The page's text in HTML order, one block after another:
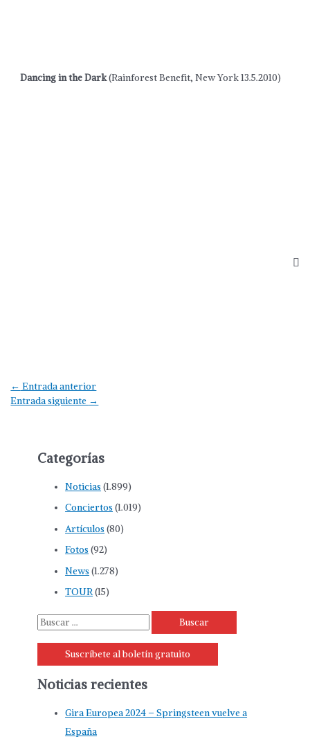
Dancing in the Dark(Rainforest Benefit, New York 13.5.2010)
Navegación
de
← Entrada anterior
Entrada siguiente →
Categorías
Noticias (1.899)
Conciertos (1.019)
Artículos (80)
Fotos (92)
News (1.278)
TOUR(15)
B
Suscríbete al boletín gratuito
Noticias recientes
Gira Europea 2024 – Springsteen vuelve a
España